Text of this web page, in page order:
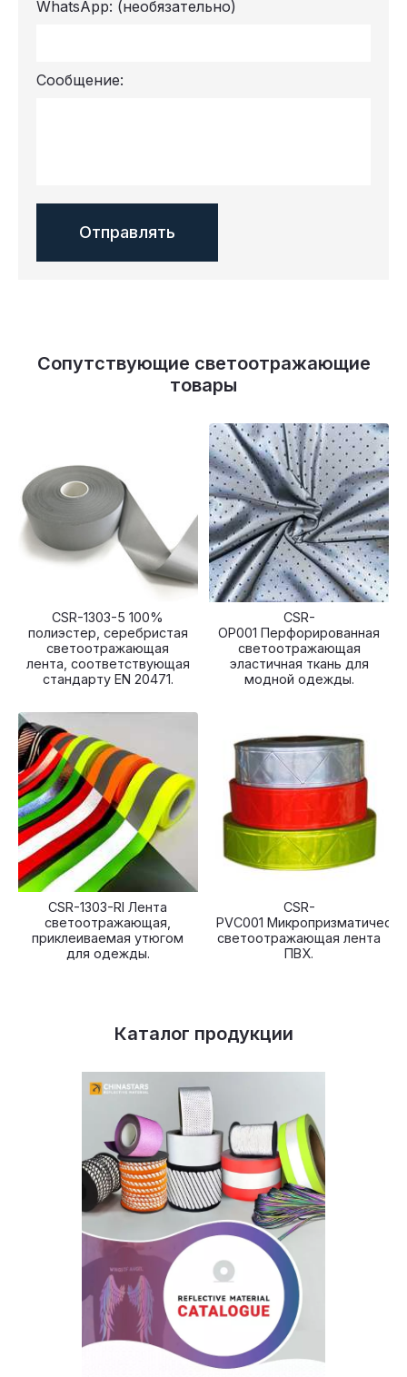
WhatsApp: (необязательно)
Сообщение:
Сопутствующие светоотражающие
товары
CSR-1303-5 100%
полиэстер, серебристая
светоотражающая
лента, соответствующая
стандарту EN 20471.
CSR-
OP001 Перфорированная
светоотражающая
эластичная ткань для
модной одежды.
CSR-1303-RI Лента
светоотражающая,
приклеиваемая утюгом
для одежды.
CSR-
PVC001
светоотражающая лента
ПВХ.
Каталог продукции